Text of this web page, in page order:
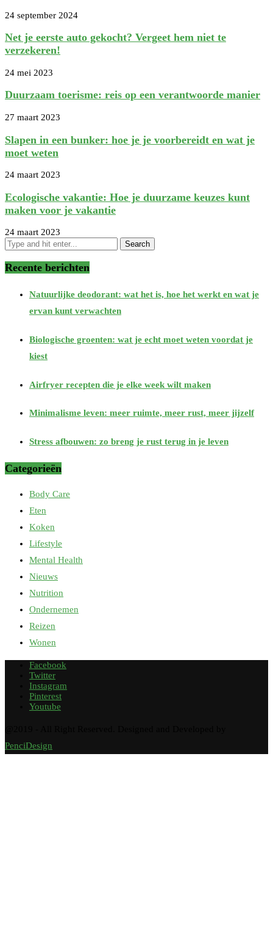
24 september 2024
Net je eerste auto gekocht? Vergeet hem niet te
verzekeren!
24 mei 2023
Duurzaam toerisme: reis op een verantwoorde manier
27 maart 2023
Slapen in een bunker: hoe je je voorbereidt en wat je
moet weten
24 maart 2023
Ecologische vakantie: Hoe je duurzame keuzes kunt
maken voor je vakantie
24 maart 2023
Recente berichten
Natuurlijke deodorant: wat het is, hoe het werkt en wat je
ervan kunt verwachten
Biologische groenten: wat je echt moet weten voordat je
kiest
Airfryer recepten die je elke week wilt maken
Minimalisme leven: meer ruimte, meer rust, meer jijzelf
Stress afbouwen: zo breng je rust terug in je leven
Categorieën
Body Care
Eten
Koken
Lifestyle
Mental Health
Nieuws
Nutrition
Ondernemen
Reizen
Wonen
Facebook
Twitter
Instagram
Pinterest
Youtube
PenciDesign